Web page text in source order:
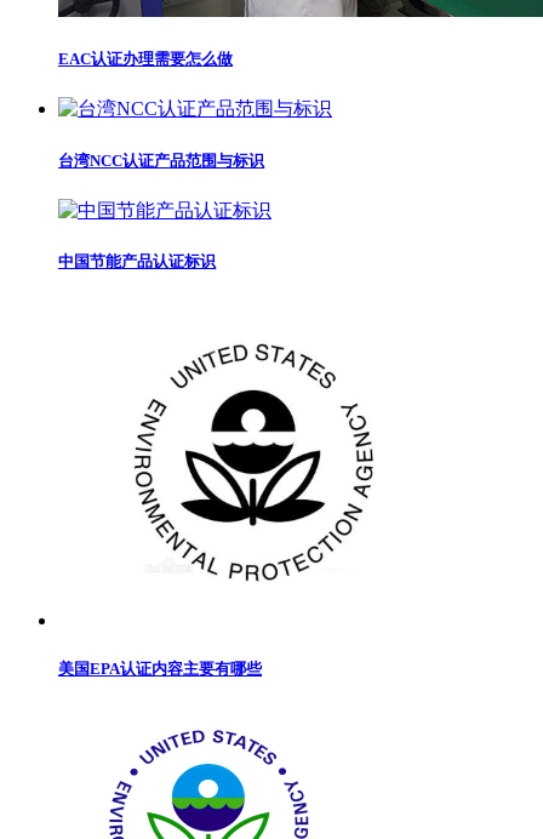
EAC认证办理需要怎么做
台湾NCC认证产品范围与标识
中国节能产品认证标识
美国EPA认证内容主要有哪些